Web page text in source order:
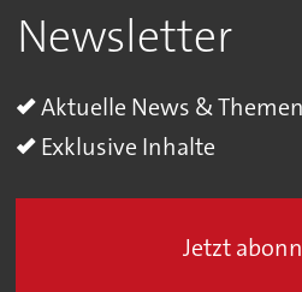
Newsletter
Aktuelle News & Themen
Exklusive Inhalte
Jetzt